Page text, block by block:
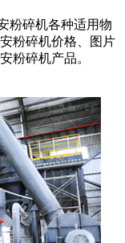
粉碎机各种适用物
粉碎机价格、图片
粉碎机产品。